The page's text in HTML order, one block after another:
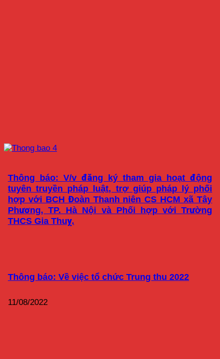
Thông báo: V/v đăng ký tham gia hoạt động
tuyên truyền pháp luật, trợ giúp pháp lý phối
hợp với BCH Đoàn Thanh niên CS HCM xã Tây
Phương, TP. Hà Nội và Phối hợp với Trường
THCS Gia Thuỵ.
Thông báo: Về việc tổ chức Trung thu 2022
11/08/2022